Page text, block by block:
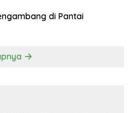
di Pantai